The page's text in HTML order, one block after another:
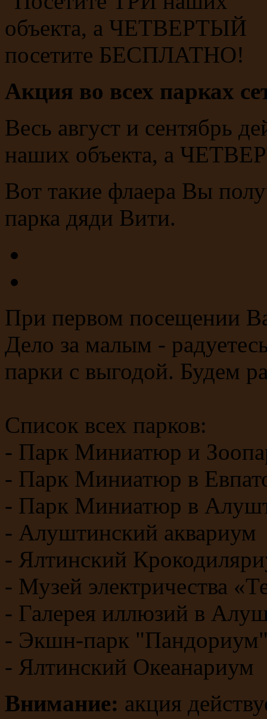
Акция во всех парках
Весь август и сентябрь
наших объекта, а
Вот такие флаера Вы
парка дяди Вити.
При первом посещении
Дело за малым -
парки с выгодой. Будем
Список всех парков:
- Парк Миниатюр и
- Парк Миниатюр в
- Парк Миниатюр в
- Алуштинский аквариум
- Ялтинский
- Музей электричества
- Галерея иллюзий в
- Экшн-парк
- Ялтинский Океанариум
Внимание: акция